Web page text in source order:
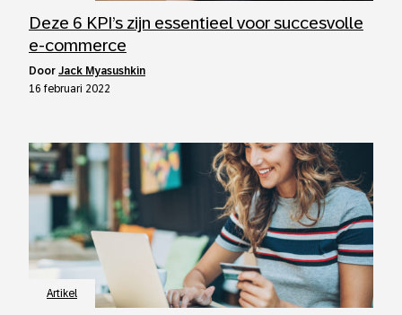
Deze 6 KPI’s zijn essentieel voor succesvolle
e-commerce
door Jack Myasushkin
16 februari 2022
Artikel